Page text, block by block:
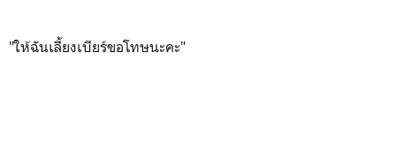
"ให้ฉันเลี้ยงเบียร์ขอโทษนะคะ"